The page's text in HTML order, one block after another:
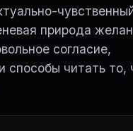
природа
согласие,
способы читать то,